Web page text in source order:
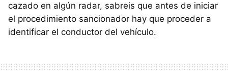
cazado en algún radar, sabreis que antes de iniciar
el procedimiento sancionador hay que proceder a
identificar el conductor del vehículo.